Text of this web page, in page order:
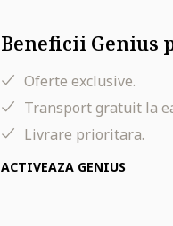
Beneficii Genius
Oferte exclusive.
Transport gratuit la
Livrare prioritara.
ACTIVEAZA GENIUS